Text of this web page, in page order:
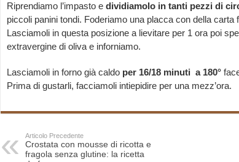
Riprendiamo l’impasto e dividiamolo in tanti pezzi di
piccoli panini tondi. Foderiamo una placca con della carta
Lasciamoli in questa posizione a lievitare per 1 ora poi
extravergine di oliva e inforniamo.
Lasciamoli in forno già caldo per 16/18 minuti a 180°
Prima di gustarli, facciamoli intiepidire per una mezz’ora.
Articolo Precedente
Crostata con mousse di ricotta e
fragola senza glutine: la ricetta